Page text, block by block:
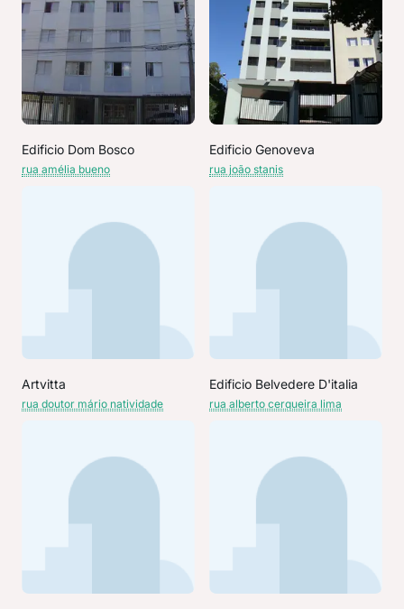
Edificio Dom Bosco
rua amélia bueno
Edificio Genoveva
rua joão stanis
Artvitta
rua doutor mário natividade
Edificio Belvedere D'italia
rua alberto cerqueira lima